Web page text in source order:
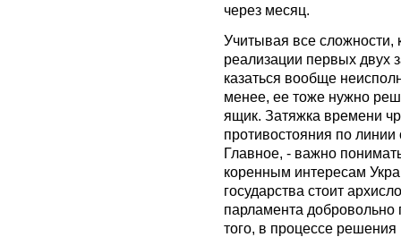
через месяц.
Учитывая все сложности,
реализации первых двух
казаться вообще
менее, ее тоже нужно
ящик. Затяжка времени
противостояния по
Главное, - важно
коренным интересам
государства стоит
парламента
того, в процессе решения